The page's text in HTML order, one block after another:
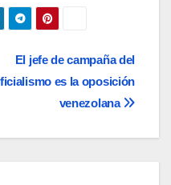
El jefe de campaña del
es la oposición
venezolana